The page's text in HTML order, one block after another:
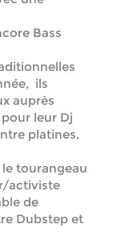
Bass
ils
auprès
pour leur Dj
platines,
tourangeau
activiste
de
Dubstep et